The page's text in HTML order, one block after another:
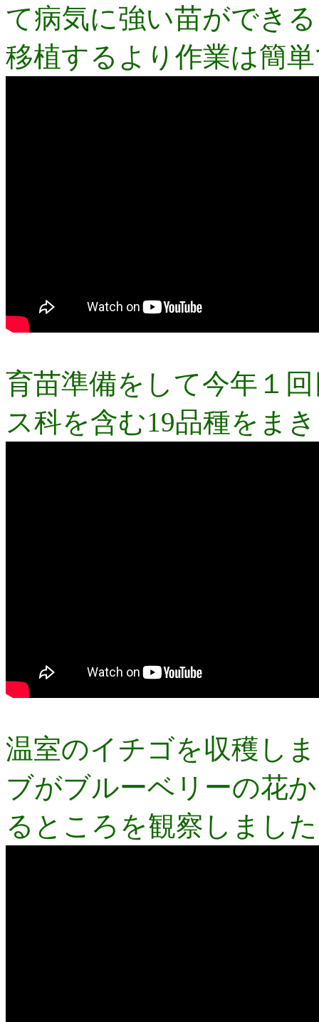
て病気に強い苗ができ
移植するより作業は簡
育苗準備をして今年１
ス科を含む19品種をま
温室のイチゴを収穫し
ブがブルーベリーの花
るところを観察しまし